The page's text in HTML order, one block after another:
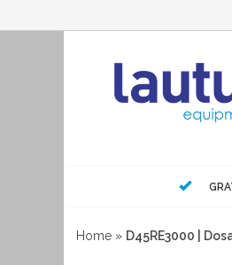
Home » D45RE3000 |